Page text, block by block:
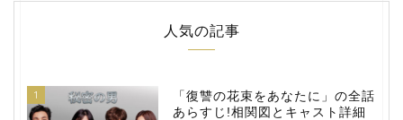
人気の記事
1
「復讐の花束をあなたに」の全話
あらすじ!相関図とキャスト詳細